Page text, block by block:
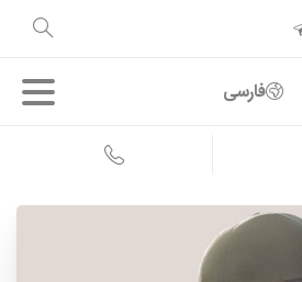
فارسی